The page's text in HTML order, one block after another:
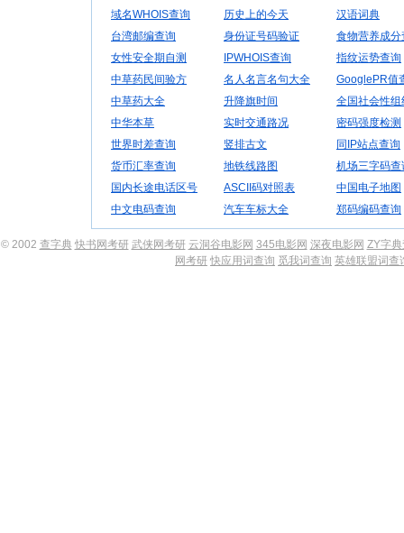
域名WHOIS查询
历史上的今天
汉语词典
台湾邮编查询
身份证号码验证
食物营养成分
女性安全期自测
IPWHOIS查询
指纹运势查询
中草药民间验方
名人名言名句大全
GooglePR值
中草药大全
升降旗时间
全国社会性组
中华本草
实时交通路况
密码强度检测
世界时差查询
竖排古文
同IP站点查询
货币汇率查询
地铁线路图
机场三字码查
国内长途电话区号
ASCII码对照表
中国电子地图
中文电码查询
汽车车标大全 郑码编码查询
© 2002 查字典 快书网考研 武侠网考研 云洞谷电影网 345电影网 深夜电影网 ZY字
网考研 快应用词查询 觅我词查询 英雄联盟词查